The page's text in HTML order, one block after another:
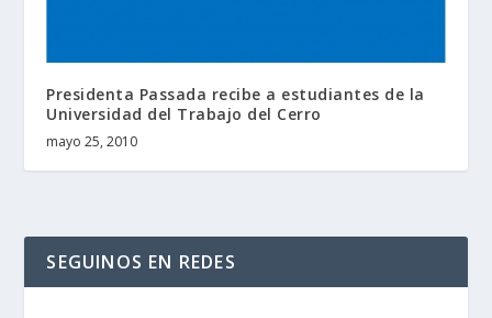
Presidenta Passada recibe a estudiantes de la
Universidad del Trabajo del Cerro
mayo 25, 2010
SEGUINOS EN REDES